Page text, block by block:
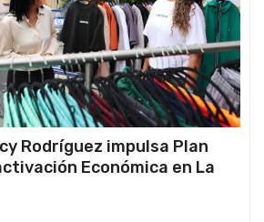
Rodríguez impulsa Plan
Económica en La